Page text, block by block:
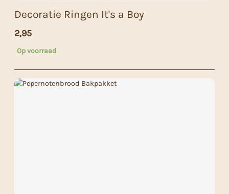
Decoratie Ringen It's a Boy
2,95
Op voorraad